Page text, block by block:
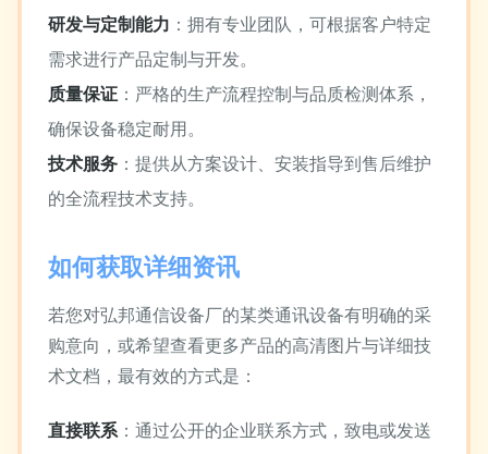
研发与定制能力 ：拥有专业团队，可根据客户特定
需求进行产品定制与开发。
质量保证 ：严格的生产流程控制与品质检测体系，
确保设备稳定耐用。
技术服务 ：提供从方案设计、安装指导到售后维护
的全流程技术支持。
如何获取详细资讯
若您对弘邦通信设备厂的某类通讯设备有明确的采
购意向，或希望查看更多产品的高清图片与详细技
术文档，最有效的方式是：
直接联系 ：通过公开的企业联系方式，致电或发送